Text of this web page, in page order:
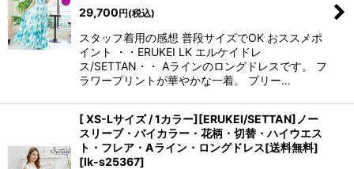
29,700円(税込)
スタッフ着用の感想 普段サイズでOK おススメポ
イント ・・ERUKEI LK エルケイドレ
ス/SETTAN・・ Aラインのロングドレスです。 フ
ラワープリントが華やかな一着。 プリー…
[ XS-Lサイズ / 1カラー][ERUKEI/SETTAN]ノー
スリーブ・バイカラー・花柄・切替・ハイウエス
ト・フレア・Aライン・ロングドレス[送料無料]
[lk-s25367]